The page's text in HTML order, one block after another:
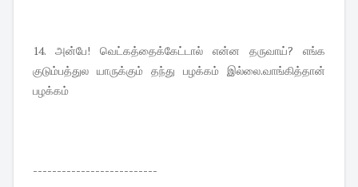
14. அன்பே! வெட்கத்தைக்கேட்டால் என்ன தருவாய்? எங்க
குடும்பத்துல யாருக்கும் தந்து பழக்கம் இல்லை.வாங்கித்தான்
பழக்கம்
--------------------------